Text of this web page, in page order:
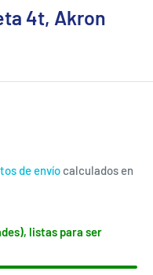
4t, Akron
de envío calculados en
listas para ser